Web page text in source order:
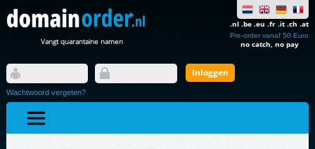
Vangt quarantaine namen
.nl .be .eu .fr .it .ch .at
Pre-order vanaf 50 Euro
no catch, no pay
Wachtwoord vergeten?